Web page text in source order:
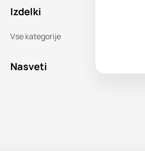
Izdelki
Vse kategorije
Nasveti